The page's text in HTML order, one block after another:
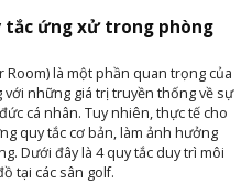
tắc ứng xử trong phòng
là một phần quan trọng của
những giá trị truyền thống về sự
cá nhân. Tuy nhiên, thực tế cho
quy tắc cơ bản, làm ảnh hưởng
Dưới đây là 4 quy tắc duy trì môi
tại các sân golf.